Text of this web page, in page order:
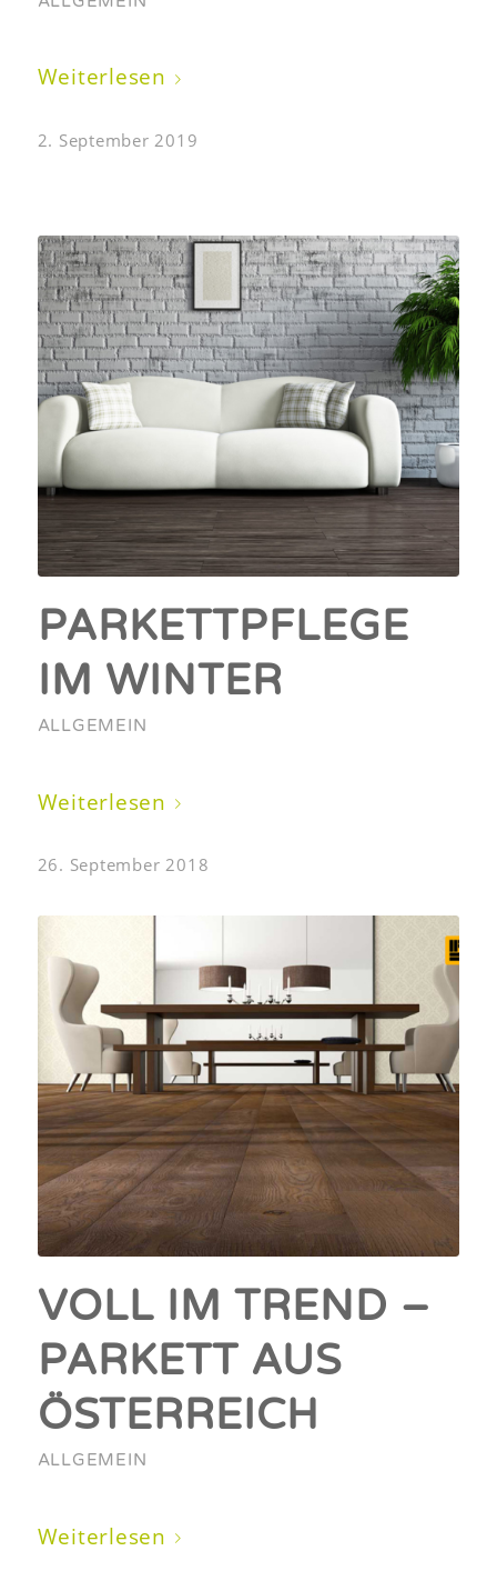
Weiterlesen
2. September 2019
PARKETTPFLEGE
IM WINTER
ALLGEMEIN
Weiterlesen
26. September 2018
VOLL IM TREND –
PARKETT AUS
ÖSTERREICH
ALLGEMEIN
Weiterlesen